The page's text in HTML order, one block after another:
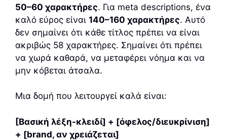
50–60 χαρακτήρες. Για meta descriptions, ένα
καλό εύρος είναι 140–160 χαρακτήρες. Αυτό
δεν σημαίνει ότι κάθε τίτλος πρέπει να είναι
ακριβώς 58 χαρακτήρες. Σημαίνει ότι πρέπει
να χωρά καθαρά, να μεταφέρει νόημα και να
μην κόβεται άτσαλα.
Μια δομή που λειτουργεί καλά είναι:
[Βασική λέξη-κλειδί] + [όφελος/διευκρίνιση]
+ [brand, αν χρειάζεται]